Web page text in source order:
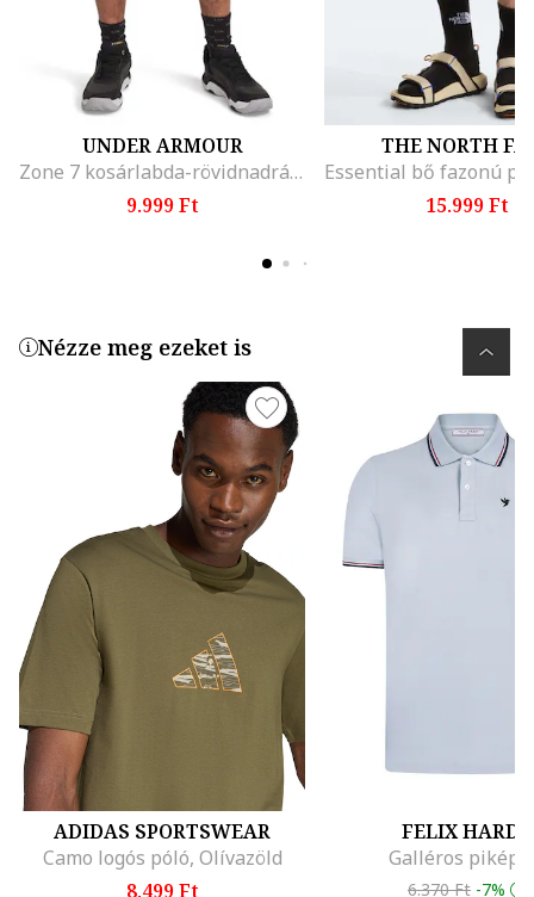
UNDER ARMOUR
Zone 7 kosárlabda-rövidnadrág logóval, Fekete
9.999 Ft
THE NORTH
15.999 Ft
Nézze meg ezeket is
ADIDAS SPORTSWEAR
Camo logós póló, Olívazöld
8.499 Ft
FELIX HARDY
Galléros
6.370 Ft -7%